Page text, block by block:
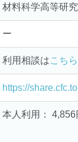
材料科学高等研
ー
利用相談はこちら
https://
本人利用： 4,856